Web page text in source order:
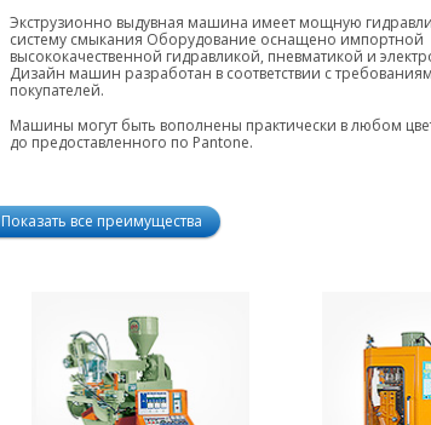
Экструзионно выдувная машина имеет мощную
систему смыкания Оборудование оснащено импортной
высококачественной гидравликой, пневматикой и
Дизайн машин разработан в соответствии с
покупателей.
Машины могут быть вополнены практически в любом
до предоставленного по Pantone.
Показать все преимущества